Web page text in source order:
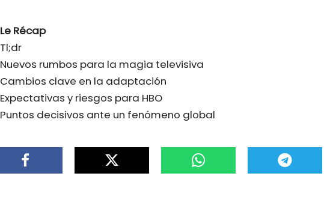
Le Récap
Tl;dr
Nuevos rumbos para la magia televisiva
Cambios clave en la adaptación
Expectativas y riesgos para HBO
Puntos decisivos ante un fenómeno global